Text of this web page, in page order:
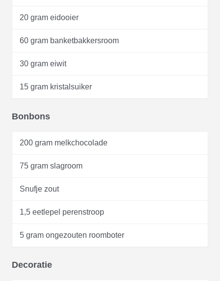
20 gram eidooier
60 gram banketbakkersroom
30 gram eiwit
15 gram kristalsuiker
Bonbons
200 gram melkchocolade
75 gram slagroom
Snufje zout
1,5 eetlepel perenstroop
5 gram ongezouten roomboter
Decoratie